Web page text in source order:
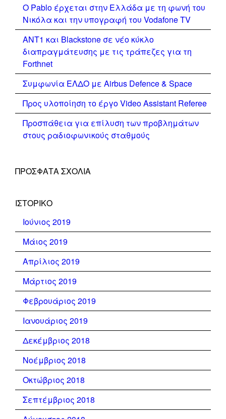
Ο Pablo έρχεται στην Ελλάδα με τη φωνή του
Νικόλα και την υπογραφή του Vodafone TV
ΑΝΤ1 και Blackstone σε νέο κύκλο
διαπραγμάτευσης με τις τράπεζες για τη
Forthnet
Συμφωνία ΕΛΔΟ με Airbus Defence & Space
Προς υλοποίηση το έργο Video Assistant Referee
Προσπάθεια για επίλυση των προβλημάτων
στους ραδιοφωνικούς σταθμούς
ΠΡΌΣΦΑΤΑ ΣΧΌΛΙΑ
ΙΣΤΟΡΙΚΌ
Ιούνιος 2019
Μάιος 2019
Απρίλιος 2019
Μάρτιος 2019
Φεβρουάριος 2019
Ιανουάριος 2019
Δεκέμβριος 2018
Νοέμβριος 2018
Οκτώβριος 2018
Σεπτέμβριος 2018